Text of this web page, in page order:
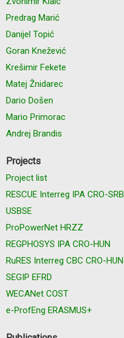
Predrag Marić
Danijel Topić
Goran Knežević
Krešimir Fekete
Matej Žnidarec
Dario Došen
Mario Primorac
Andrej Brandis
Projects
Project list
RESCUE Interreg IPA CRO-SRB
USBSE
ProPowerNet HRZZ
REGPHOSYS IPA CRO-HUN
RuRES Interreg CBC CRO-HUN
SEGIP EFRD
WECANet COST
e-ProfEng ERASMUS+